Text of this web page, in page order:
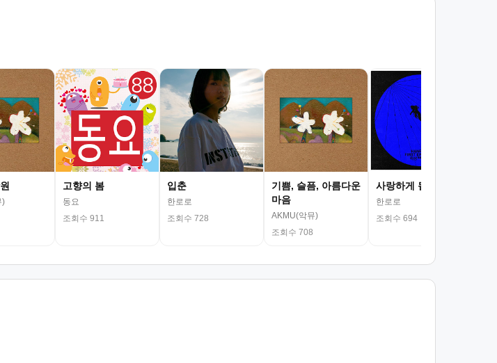
)
고향의 봄
동요
조회수 911
입춘
한로로
조회수 728
기쁨, 슬픔, 아름다운
마음
AKMU(악뮤)
조회수 708
사랑하게 될 거야
한로로
조회수 694